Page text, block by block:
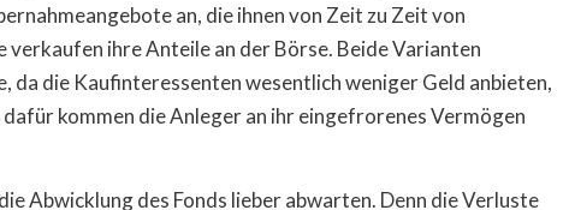
an, die ihnen von Zeit zu Zeit von
ihre Anteile an der Börse. Beide Varianten
da die Kaufinteressenten wesentlich weniger Geld anbieten,
kommen die Anleger an ihr eingefrorenes Vermögen
Abwicklung des Fonds lieber abwarten. Denn die Verluste